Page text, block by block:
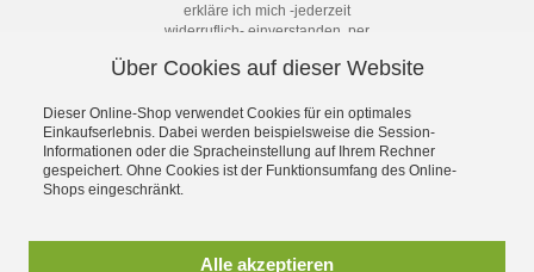
erkläre ich mich -jederzeit
widerruflich- einverstanden, per
Abständen über Angebote und
Datenschutzerklärung mit weiteren
Details habe ich zur Kenntnis
genommen.
Abonnieren
Über Cookies auf dieser Website
Dieser Online-Shop verwendet Cookies für ein optimales
Einkaufserlebnis. Dabei werden beispielsweise die Session-
Informationen oder die Spracheinstellung auf Ihrem Rechner
gespeichert. Ohne Cookies ist der Funktionsumfang des Online-
Shops eingeschränkt.
Alle akzeptieren